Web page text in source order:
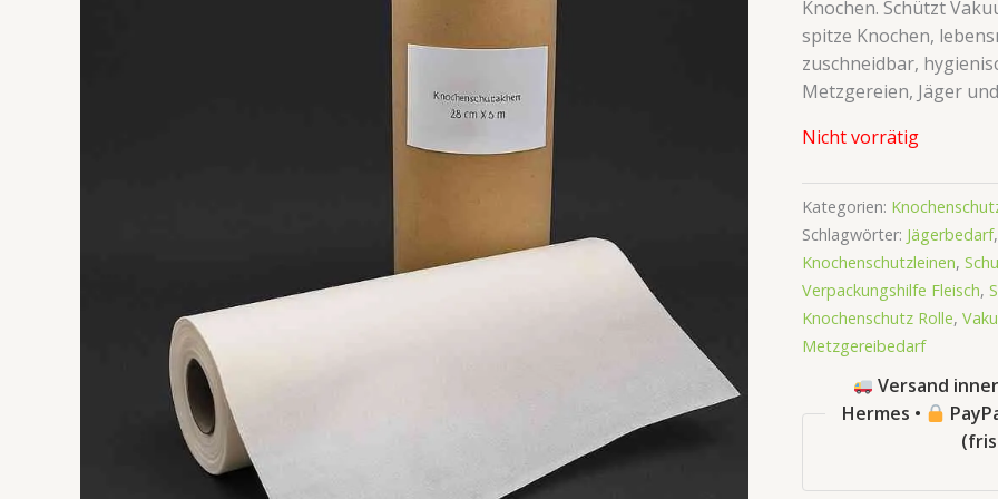
Knochen. Schützt
spitze Knochen,
zuschneidbar,
Metzgereien, Jäger
Nicht vorrätig
Kategorien:
Schlagwörter: Jägerbedarf
Knochenschutzleinen,
Verpackungshilfe Fleisch,
Knochenschutz Rolle,
Metzgereibedarf
Versand
Hermes •